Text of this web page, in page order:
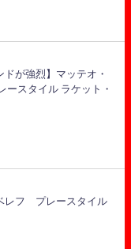
が強烈】マッテオ・
ースタイル ラケット・
レフ プレースタイル